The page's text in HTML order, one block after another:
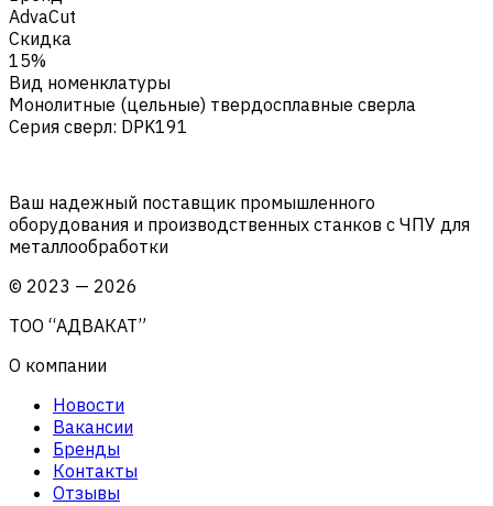
AdvaCut
Скидка
15%
Вид номенклатуры
Монолитные (цельные) твердосплавные сверла
Серия сверл: DPK191
Ваш надежный поставщик промышленного
оборудования и производственных станков с ЧПУ для
металлообработки
© 2023 — 2026
ТОО “АДВАКАТ”
О компании
Новости
Вакансии
Бренды
Контакты
Отзывы